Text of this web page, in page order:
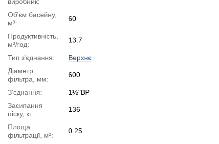
Об'єм басейну,
м³:
60
Продуктивність,
м³/год:
13.7
Тип з'єднання:
Верхнє
Діаметр
фільтра, мм:
600
З'єднання:
1½"ВР
Засипання
піску, кг:
136
Площа
фільтрації, м²:
0.25